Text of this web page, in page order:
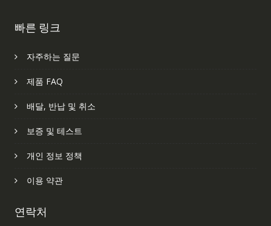
빠른 링크
자주하는 질문
제품 FAQ
배달, 반납 및 취소
보증 및 테스트
개인 정보 정책
이용 약관
연락처